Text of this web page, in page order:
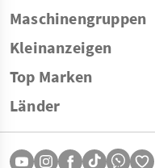
Maschinengruppen
Kleinanzeigen
Top Marken
Länder